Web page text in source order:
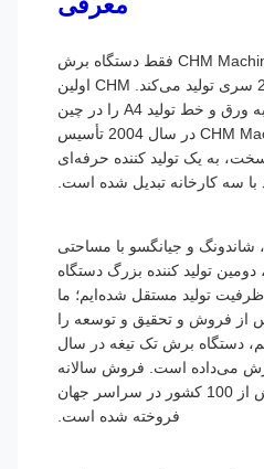
ما تولید کننده هستیم، CHM Machinery فقط دستگاه برش
کاغذ و خط تولید A4 را در 2 سری تولید می‌کند. CHM اولین
دستگاه برش کاغذ از رول به ورق و خط تولید A4 را در چین
تولید کرده است. CHM Machinery در سال 2004 تأسیس
به یک تولید کننده حرفه‌ای
کارخانه تبدیل شده است.
و جیانگسو با مساحتی
دومین تولید کننده بزرگ دستگاه
تولید مستقل شده‌ایم؛ ما
و تحقیق و توسعه را
برش تک تیغه در سال
می‌داده است. فروش سالانه
بیش از 200 دستگاه، به بیش از 100 کشور در سراسر جهان
فروخته شده است.